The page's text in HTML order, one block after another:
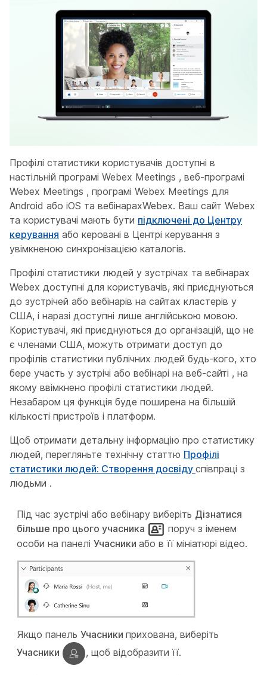
Профілі статистики користувачів доступні в
настільній програмі Webex Meetings , веб-програмі
Webex Meetings , програмі Webex Meetings для
Android або iOS та вебінарахWebex. Ваш сайт Webex
та користувачі мають бути підключені до Центру
керування або керовані в Центрі керування з
увімкненою синхронізацією каталогів.
Профілі статистики людей у зустрічах та вебінарах
Webex доступні для користувачів, які приєднуються
до зустрічей або вебінарів на сайтах кластерів у
США, і наразі доступні лише англійською мовою.
Користувачі, які приєднуються до організацій, що не
є членами США, можуть отримати доступ до
профілів статистики публічних людей будь-кого, хто
бере участь у зустрічі або вебінарі на веб-сайті , на
якому ввімкнено профілі статистики людей.
Незабаром ця функція буде поширена на більшій
кількості пристроїв і платформ.
Щоб отримати детальну інформацію про статистику
людей, перегляньте технічну статтю Профілі
статистики людей: Створення досвіду співпраці з
людьми .
Під час зустрічі або вебінару виберіть Дізнатися
більше про цього учасника
поруч з іменем
особи на панелі Учасники або в її мініатюрі відео.
Якщо панель Учасники прихована, виберіть
Учасники
, щоб відобразити її.